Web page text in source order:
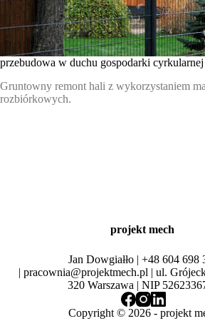
przebudowa w duchu gospodarki cyrkularnej
Gruntowny remont hali z wykorzystaniem
rozbiórkowych.
projekt mech
Jan Dowgiałło | +48 604 698
| pracownia@projektmech.pl | ul.
320 Warszawa | NIP
Copyright © 2026 -projekt